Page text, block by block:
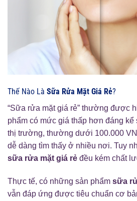
Thế Nào Là Sữa Rửa Mặt Giá Rẻ?
“Sữa rửa mặt giá rẻ” thường được
phẩm có mức giá thấp hơn đáng kể
thị trường, thường dưới 100.000
dễ dàng tìm thấy ở nhiều nơi. Tuy
sữa rửa mặt giá rẻ đều kém chất
Thực tế, có những sản phẩm sữa
vẫn đáp ứng được tiêu chuẩn cơ